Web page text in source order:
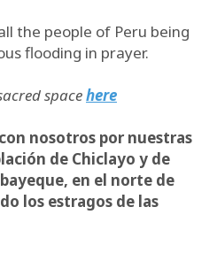
the people of Peru being
flooding in prayer.
spacehere
nosotros por nuestras
de Chiclayo y de
en el norte de
los estragos de las